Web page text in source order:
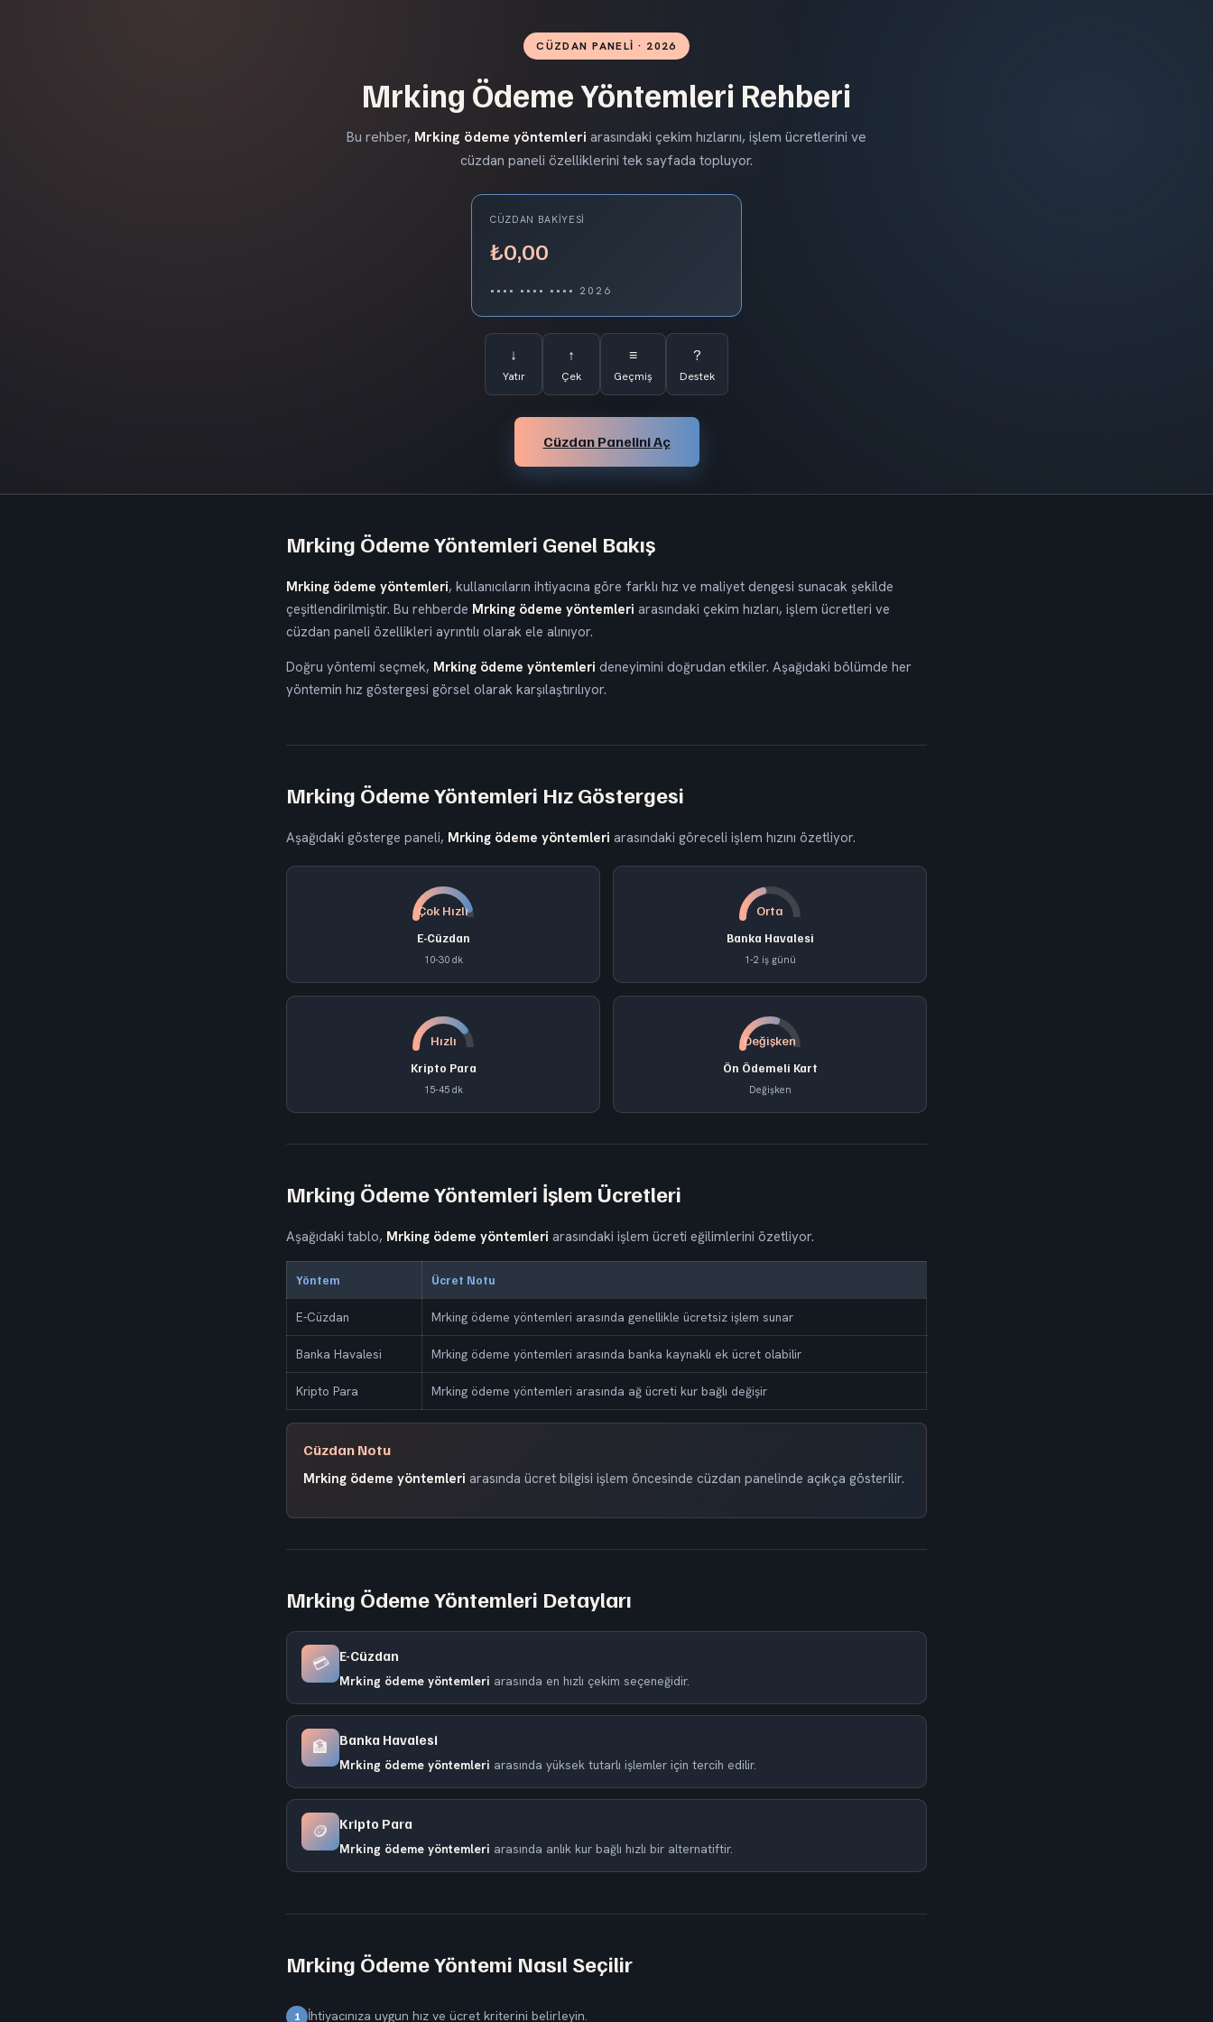
CÜZDAN PANELI · 2026
Mrking Ödeme Yöntemleri Rehberi
Bu rehber, Mrking ödeme yöntemleri arasındaki çekim hızlarını, işlem ücretlerini ve
cüzdan paneli özelliklerini tek sayfada topluyor.
CÜZDAN BAKIYESI
₺0,00
•••• •••• •••• 2026
↓
Yatır
↑
Çek
≡
Geçmiş
?
Destek
Cüzdan Panelini Aç
Mrking Ödeme Yöntemleri Genel Bakış
Mrking ödeme yöntemleri, kullanıcıların ihtiyacına göre farklı hız ve maliyet dengesi sunacak şekilde
çeşitlendirilmiştir. Bu rehberde Mrking ödeme yöntemleri arasındaki çekim hızları, işlem ücretleri ve
cüzdan paneli özellikleri ayrıntılı olarak ele alınıyor.
Doğru yöntemi seçmek, Mrking ödeme yöntemleri deneyimini doğrudan etkiler. Aşağıdaki bölümde her
yöntemin hız göstergesi görsel olarak karşılaştırılıyor.
Mrking Ödeme Yöntemleri Hız Göstergesi
Aşağıdaki gösterge paneli, Mrking ödeme yöntemleri arasındaki göreceli işlem hızını özetliyor.
Çok Hızlı
E-Cüzdan
10-30 dk
Orta
Banka Havalesi
1-2 iş günü
Hızlı
Kripto Para
15-45 dk
Değişken
Ön Ödemeli Kart
Değişken
Mrking Ödeme Yöntemleri İşlem Ücretleri
Aşağıdaki tablo, Mrking ödeme yöntemleri arasındaki işlem ücreti eğilimlerini özetliyor.
Yöntem Ücret Notu
E-Cüzdan Mrking ödeme yöntemleri arasında genellikle ücretsiz işlem sunar
Banka Havalesi Mrking ödeme yöntemleri arasında banka kaynaklı ek ücret olabilir
Kripto Para Mrking ödeme yöntemleri arasında ağ ücreti kur bağlı değişir
Cüzdan Notu
Mrking ödeme yöntemleri arasında ücret bilgisi işlem öncesinde cüzdan panelinde açıkça gösterilir.
Mrking Ödeme Yöntemleri Detayları
💳
E-Cüzdan
Mrking ödeme yöntemleri arasında en hızlı çekim seçeneğidir.
🏦
Banka Havalesi
Mrking ödeme yöntemleri arasında yüksek tutarlı işlemler için tercih edilir.
🪙
Kripto Para
Mrking ödeme yöntemleri arasında anlık kur bağlı hızlı bir alternatiftir.
Mrking Ödeme Yöntemi Nasıl Seçilir
1 İhtiyacınıza uygun hız ve ücret kriterini belirleyin.